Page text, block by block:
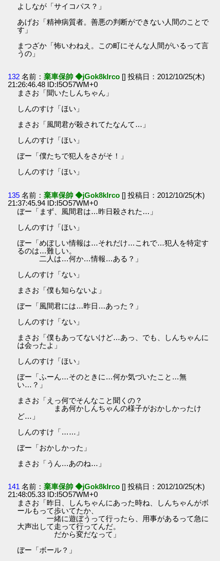
よしなが「サイコパス？」
あげお「精神病質者。善悪の判断ができない人間のことで
す」
まつざか「怖いわねえ。この町にそんな人間がいるって言
うの」
132 名前：棄車保帥 ◆jGok8klrco [] 投稿日：2012/10/25(木)
21:26:46.48 ID:I5O57WM+0
まさお「聞いたしんちゃん」
しんのすけ「ほい」
まさお「風間君が殺されてたなんて…」
しんのすけ「ほい」
ぼー「僕たちで犯人をさがそ！」
しんのすけ「ほい」
135 名前：棄車保帥 ◆jGok8klrco [] 投稿日：2012/10/25(木)
21:37:45.94 ID:I5O57WM+0
ぼー「まず、風間君は…昨日殺された…」
しんのすけ「ほい」
ぼー「めぼしい情報は…それだけ…これで…犯人を特定す
るのは…難しい。
二人は…何か…情報…ある？」
しんのすけ「ない」
まさお「僕も知らないよ」
ぼー「風間君には…昨日…あった？」
しんのすけ「ない」
まさお「僕もあってないけど…あっ、でも、しんちゃんに
は会ったよ」
しんのすけ「ほい」
ぼー「ふーん…そのときに…何か気づいたこと…無
い…？」
まさお「えっ何でそんなこと聞くの？
まあ何かしんちゃんの様子がおかしかったけ
ど…」
しんのすけ「……」
ぼー「おかしかった」
まさお「うん…あのね…」
141 名前：棄車保帥 ◆jGok8klrco [] 投稿日：2012/10/25(木)
21:48:05.33 ID:I5O57WM+0
まさお「昨日、しんちゃんにあった時ね、しんちゃんがボ
ールもって歩いてたか、
一緒に遊ぼうって行ったら、用事があるって急に
大声出して走って行ってんだ。
だから変だなって」
ぼー「ボール？」